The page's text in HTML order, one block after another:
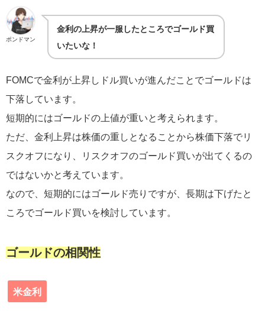
ポンドマン
金利の上昇が一服したところでゴールド買
いたいな！
FOMCで金利が上昇しドル買いが進んだことでゴールドは
下落しています。
短期的にはゴールドの上値が重いと考えられます。
ただ、金利上昇は株価の重しとなることから株価下落でリ
スクオフになり、リスクオフのゴールド買いが出てくるの
ではないかと考えています。
なので、短期的にはゴールド売りですが、長期は下げたと
ころでゴールド買いを検討しています。
ゴールドの相関性
米金利